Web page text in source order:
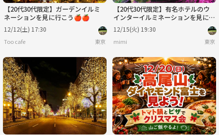
【20代30代限定】ガーデンイルミ
ネーションを見に行こう🍎🍎
12/12(土) 17:30
Too cafe 東京
【20代30代限定】有名ホテルのウ
インターイルミネーションを見に行
こう🌹🌹
12/15(火) 19:30
mimi 東京